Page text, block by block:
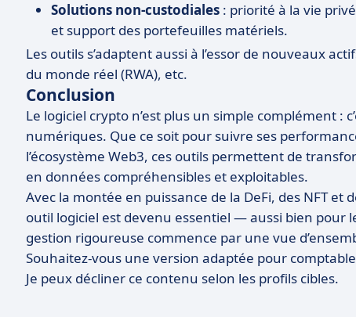
Solutions non-custodiales : priorité à la vie
et support des portefeuilles matériels.
Les outils s’adaptent aussi à l’essor de nouveaux
du monde réel (RWA), etc.
Conclusion
Le logiciel crypto n’est plus un simple complément :
numériques. Que ce soit pour suivre ses
l’écosystème Web3, ces outils permettent de
en données compréhensibles et exploitables.
Avec la montée en puissance de la DeFi, des NFT et
outil logiciel est devenu essentiel — aussi bien pour
gestion rigoureuse commence par une vue
Souhaitez-vous une version adaptée pour
Je peux décliner ce contenu selon les profils cibles.